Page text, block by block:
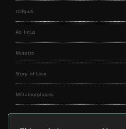
cORpuS
Ab Intus
Mutatio
Story of Love
Métamorphoses
Fallen Angels